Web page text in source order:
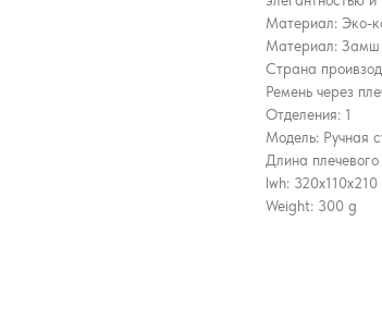
Материал: Эко-
Материал: Замш
Страна
Ремень через
Отделения: 1
Модель: Ручная
Длина
lwh: 320x110x210
Weight: 300 g